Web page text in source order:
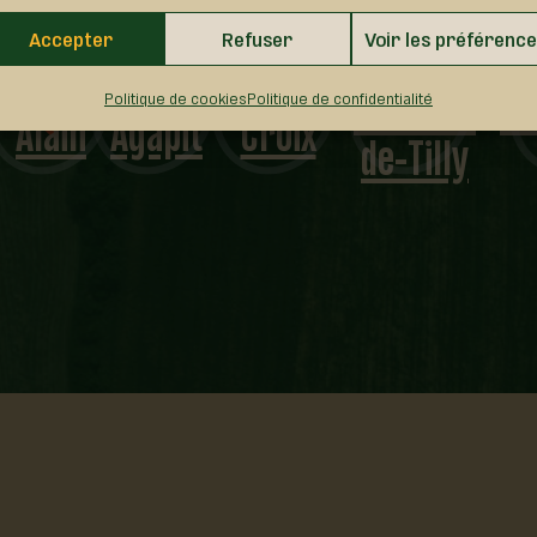
Accepter Refuser Voir les
Politique de cookiesPolitique de confidentialité
Val-
Alain
Saint-
Agapit
Sainte-
Croix
Saint-
Antoine-
de-Tilly